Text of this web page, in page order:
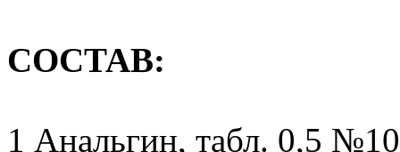
СОСТАВ:
1 Анальгин, табл. 0,5